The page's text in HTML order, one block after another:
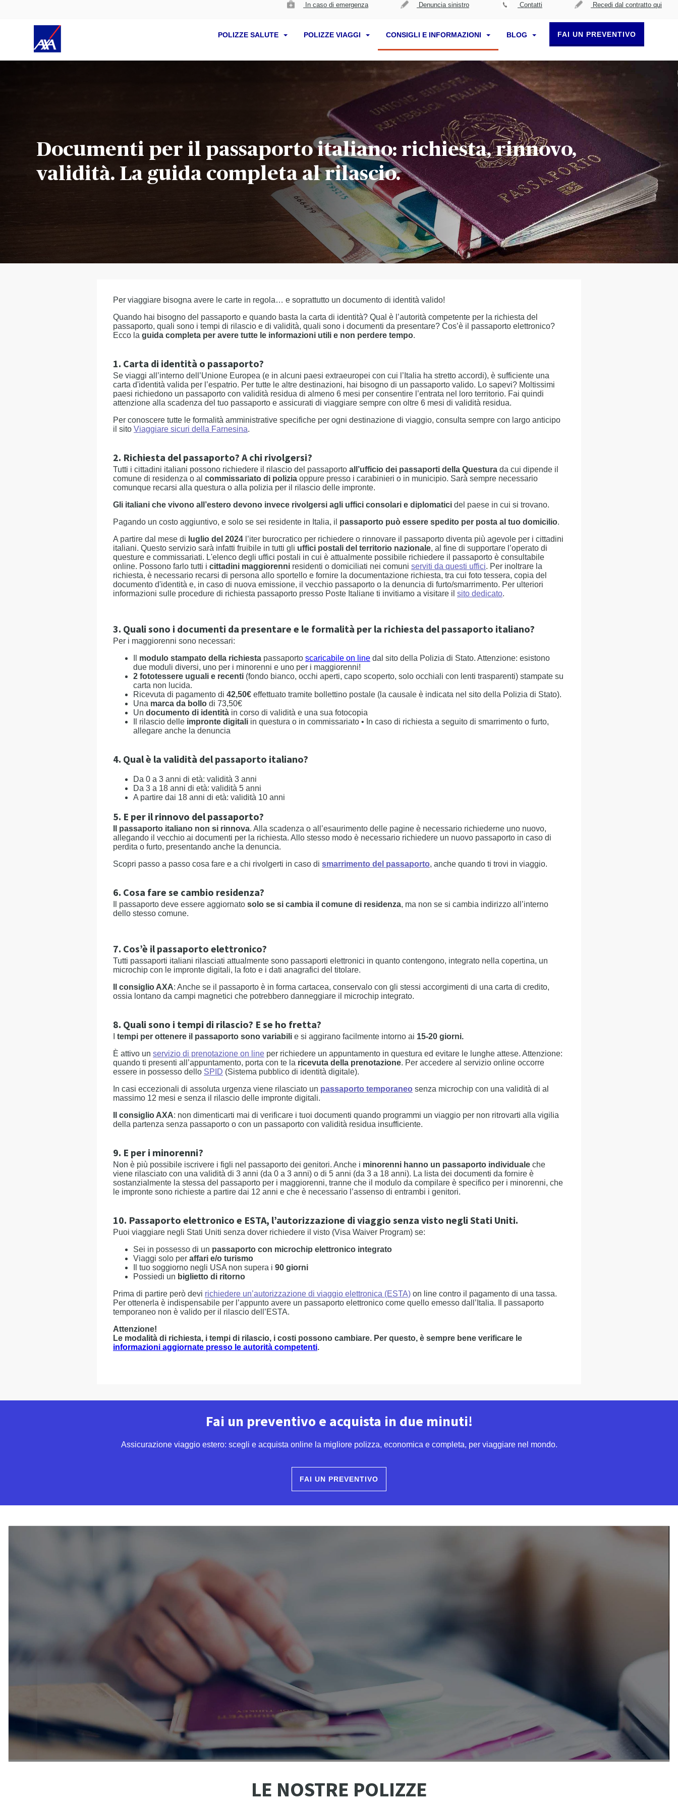
In caso di emergenza Denuncia sinistro Contatti Recedi dal contratto qui
POLIZZE SALUTE POLIZZE VIAGGI CONSIGLI E INFORMAZIONI BLOG FAI UN PREVENTIVO
Documenti per il passaporto italiano: richiesta, rinnovo,
validità. La guida completa al rilascio.
Per viaggiare bisogna avere le carte in regola… e soprattutto un documento di identità valido!
Quando hai bisogno del passaporto e quando basta la carta di identità? Qual è l’autorità competente per la richiesta del
passaporto, quali sono i tempi di rilascio e di validità, quali sono i documenti da presentare? Cos’è il passaporto elettronico?
Ecco la guida completa per avere tutte le informazioni utili e non perdere tempo.
1. Carta di identità o passaporto?
Se viaggi all’interno dell’Unione Europea (e in alcuni paesi extraeuropei con cui l’Italia ha stretto accordi), è sufficiente una
carta d'identità valida per l’espatrio. Per tutte le altre destinazioni, hai bisogno di un passaporto valido. Lo sapevi? Moltissimi
paesi richiedono un passaporto con validità residua di almeno 6 mesi per consentire l’entrata nel loro territorio. Fai quindi
attenzione alla scadenza del tuo passaporto e assicurati di viaggiare sempre con oltre 6 mesi di validità residua.
Per conoscere tutte le formalità amministrative specifiche per ogni destinazione di viaggio, consulta sempre con largo anticipo
il sito Viaggiare sicuri della Farnesina.
2. Richiesta del passaporto? A chi rivolgersi?
Tutti i cittadini italiani possono richiedere il rilascio del passaporto all’ufficio dei passaporti della Questura da cui dipende il
comune di residenza o al commissariato di polizia oppure presso i carabinieri o in municipio. Sarà sempre necessario
comunque recarsi alla questura o alla polizia per il rilascio delle impronte.
Gli italiani che vivono all’estero devono invece rivolgersi agli uffici consolari e diplomatici del paese in cui si trovano.
Pagando un costo aggiuntivo, e solo se sei residente in Italia, il passaporto può essere spedito per posta al tuo domicilio.
A partire dal mese di luglio del 2024 l’iter burocratico per richiedere o rinnovare il passaporto diventa più agevole per i cittadini
italiani. Questo servizio sarà infatti fruibile in tutti gli uffici postali del territorio nazionale, al fine di supportare l’operato di
questure e commissariati. L'elenco degli uffici postali in cui è attualmente possibile richiedere il passaporto è consultabile
online. Possono farlo tutti i cittadini maggiorenni residenti o domiciliati nei comuni serviti da questi uffici. Per inoltrare la
richiesta, è necessario recarsi di persona allo sportello e fornire la documentazione richiesta, tra cui foto tessera, copia del
documento d'identità e, in caso di nuova emissione, il vecchio passaporto o la denuncia di furto/smarrimento. Per ulteriori
informazioni sulle procedure di richiesta passaporto presso Poste Italiane ti invitiamo a visitare il sito dedicato.
3. Quali sono i documenti da presentare e le formalità per la richiesta del passaporto italiano?
Per i maggiorenni sono necessari:
modulo stampato della richiesta passaporto scaricabile on line dal sito della Polizia di Stato. Attenzione: esistono
due moduli diversi, uno per i minorenni e uno per i maggiorenni!
2 fototessere uguali e recenti (fondo bianco, occhi aperti, capo scoperto, solo occhiali con lenti trasparenti) stampate su
carta non lucida.
Ricevuta di pagamento di 42,50€ effettuato tramite bollettino postale (la causale è indicata nel sito della Polizia di Stato).
Una marca da bollo di 73,50€
Un documento di identità in corso di validità e una sua fotocopia
Il rilascio delle impronte digitali in questura o in commissariato • In caso di richiesta a seguito di smarrimento o furto,
allegare anche la denuncia
4. Qual è la validità del passaporto italiano?
Da 0 a 3 anni di età: validità 3 anni
Da 3 a 18 anni di età: validità 5 anni
A partire dai 18 anni di età: validità 10 anni
5. E per il rinnovo del passaporto?
Il passaporto italiano non si rinnova. Alla scadenza o all’esaurimento delle pagine è necessario richiederne uno nuovo,
allegando il vecchio ai documenti per la richiesta. Allo stesso modo è necessario richiedere un nuovo passaporto in caso di
perdita o furto, presentando anche la denuncia.
Scopri passo a passo cosa fare e a chi rivolgerti in caso di smarrimento del passaporto, anche quando ti trovi in viaggio.
6. Cosa fare se cambio residenza?
Il passaporto deve essere aggiornato solo se si cambia il comune di residenza, ma non se si cambia indirizzo all’interno
dello stesso comune.
7. Cos’è il passaporto elettronico?
Tutti passaporti italiani rilasciati attualmente sono passaporti elettronici in quanto contengono, integrato nella copertina, un
microchip con le impronte digitali, la foto e i dati anagrafici del titolare.
Il consiglio AXA: Anche se il passaporto è in forma cartacea, conservalo con gli stessi accorgimenti di una carta di credito,
ossia lontano da campi magnetici che potrebbero danneggiare il microchip integrato.
8. Quali sono i tempi di rilascio? E se ho fretta?
tempi per ottenere il passaporto sono variabili e si aggirano facilmente intorno ai 15-20 giorni.
È attivo un servizio di prenotazione on line per richiedere un appuntamento in questura ed evitare le lunghe attese. Attenzione:
quando ti presenti all’appuntamento, porta con te la ricevuta della prenotazione. Per accedere al servizio online occorre
essere in possesso dello SPID (Sistema pubblico di identità digitale).
In casi eccezionali di assoluta urgenza viene rilasciato un passaporto temporaneo senza microchip con una validità di al
massimo 12 mesi e senza il rilascio delle impronte digitali.
Il consiglio AXA: non dimenticarti mai di verificare i tuoi documenti quando programmi un viaggio per non ritrovarti alla vigilia
della partenza senza passaporto o con un passaporto con validità residua insufficiente.
9. E per i minorenni?
Non è più possibile iscrivere i figli nel passaporto dei genitori. Anche i minorenni hanno un passaporto individuale che
viene rilasciato con una validità di 3 anni (da 0 a 3 anni) o di 5 anni (da 3 a 18 anni). La lista dei documenti da fornire è
sostanzialmente la stessa del passaporto per i maggiorenni, tranne che il modulo da compilare è specifico per i minorenni, che
le impronte sono richieste a partire dai 12 anni e che è necessario l’assenso di entrambi i genitori.
10. Passaporto elettronico e ESTA, l’autorizzazione di viaggio senza visto negli Stati Uniti.
Puoi viaggiare negli Stati Uniti senza dover richiedere il visto (Visa Waiver Program) se:
Sei in possesso di un passaporto con microchip elettronico integrato
Viaggi solo per affari e/o turismo
Il tuo soggiorno negli USA non supera i 90 giorni
Possiedi un biglietto di ritorno
Prima di partire però devi richiedere un’autorizzazione di viaggio elettronica (ESTA) on line contro il pagamento di una tassa.
Per ottenerla è indispensabile per l’appunto avere un passaporto elettronico come quello emesso dall’Italia. Il passaporto
temporaneo non è valido per il rilascio dell’ESTA.
Attenzione!
Le modalità di richiesta, i tempi di rilascio, i costi possono cambiare. Per questo, è sempre bene verificare le
informazioni aggiornate presso le autorità competenti.
Fai un preventivo e acquista in due minuti!
Assicurazione viaggio estero: scegli e acquista online la migliore polizza, economica e completa, per viaggiare nel mondo.
FAI UN PREVENTIVO
LE NOSTRE POLIZZE